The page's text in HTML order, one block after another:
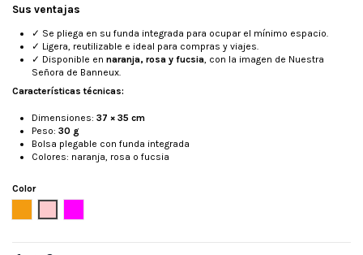
Sus ventajas
✓ Se pliega en su funda integrada para ocupar el mínimo espacio.
✓ Ligera, reutilizable e ideal para compras y viajes.
✓ Disponible en naranja, rosa y fucsia, con la imagen de Nuestra
Señora de Banneux.
Características técnicas:
Dimensiones: 37 × 35 cm
Peso: 30 g
Bolsa plegable con funda integrada
Colores: naranja, rosa o fucsia
Color